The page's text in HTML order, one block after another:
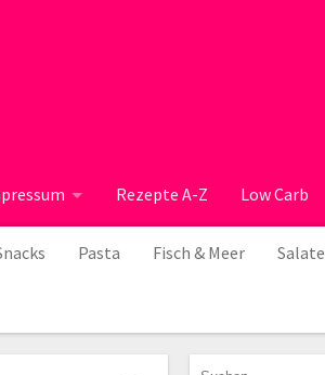
Rezepte A-Z Low Carb
Pasta Fisch & Meer Salate